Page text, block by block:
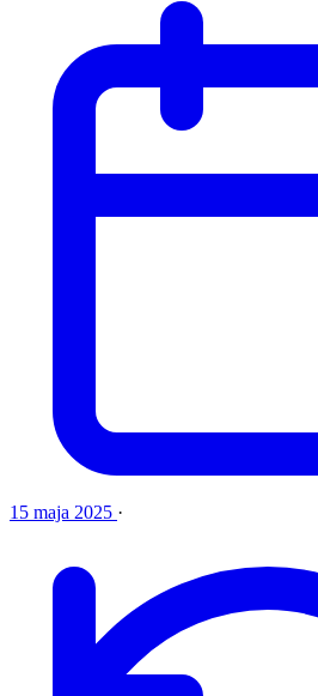
15 maja 2025 ·